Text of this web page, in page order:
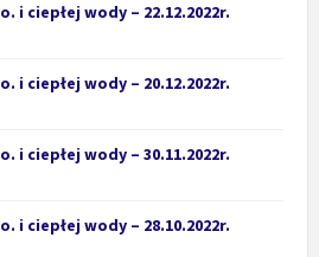
i ciepłej wody – 22.12.2022r.
i ciepłej wody – 20.12.2022r.
i ciepłej wody – 30.11.2022r.
i ciepłej wody – 28.10.2022r.